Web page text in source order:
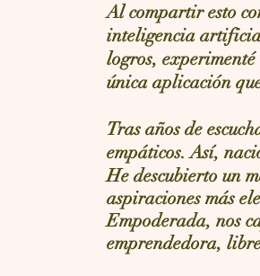
Al compartir esto
inteligencia
logros,
única aplicación
Tras años de
empáticos. Así,
He descubierto un
aspiraciones más
Empoderada, nos
emprendedora,